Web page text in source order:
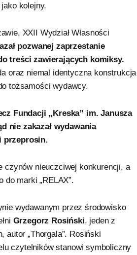
kolejny.
XXII Wydział Własności
pozwanej zaprzestanie
treści zawierających komiksy.
oraz niemal identyczna konstrukcja
tożsamości wydawcy.
Fundacji „Kreska” im. Janusza
nie zakazał wydawania
przeprosin.
czynów nieuczciwej konkurencji, a
do marki „RELAX”.
wydawanym przez środowisko
Grzegorz Rosiński, jeden z
autor „Thorgala”. Rosiński
czytelników stanowi symboliczny